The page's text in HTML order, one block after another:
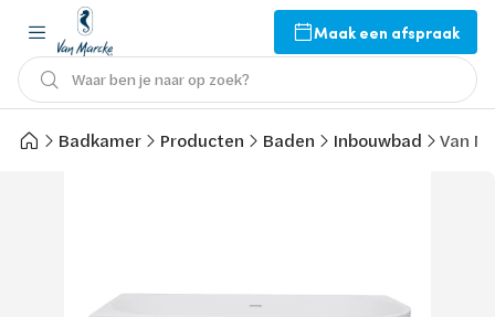
Maak een afspraak
Waar ben je naar op zoek?
Badkamer Producten Baden Inbouwbad Van